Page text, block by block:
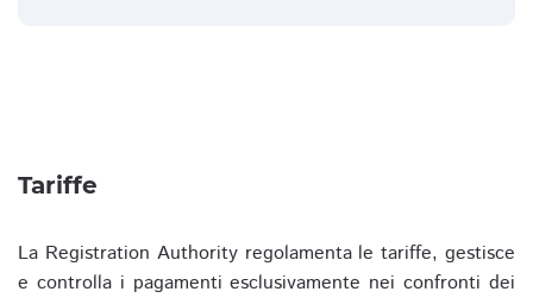
Tariffe
La Registration Authority regolamenta le tariffe, gestisce
e controlla i pagamenti esclusivamente nei confronti dei